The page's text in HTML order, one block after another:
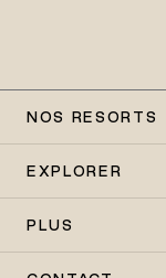
NOS RESORTS
EXPLORER
PLUS